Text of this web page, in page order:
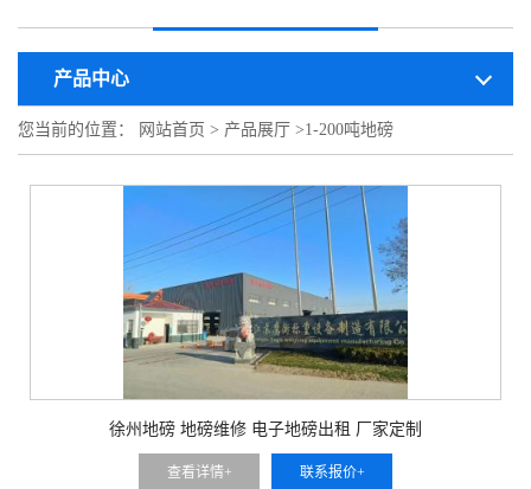
产品中心
您当前的位置： 网站首页 > 产品展厅 >1-200吨地磅
徐州地磅 地磅维修 电子地磅出租 厂家定制
查看详情+ 联系报价+